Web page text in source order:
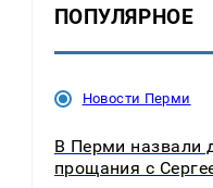
ПОПУЛЯРНОЕ
Новости Перми
В Перми назвали
прощания с